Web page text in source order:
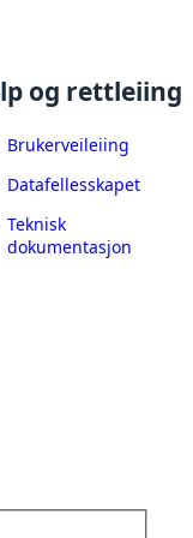
og rettleiing
Brukerveileiing
Datafellesskapet
Teknisk
dokumentasjon